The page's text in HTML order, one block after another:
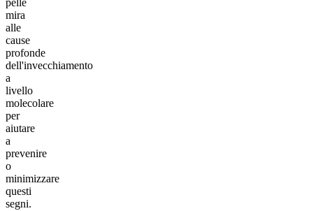
pelle
mira
alle
cause
profonde
dell'invecchiamento
a
livello
molecolare
per
aiutare
a
prevenire
o
minimizzare
questi
segni.